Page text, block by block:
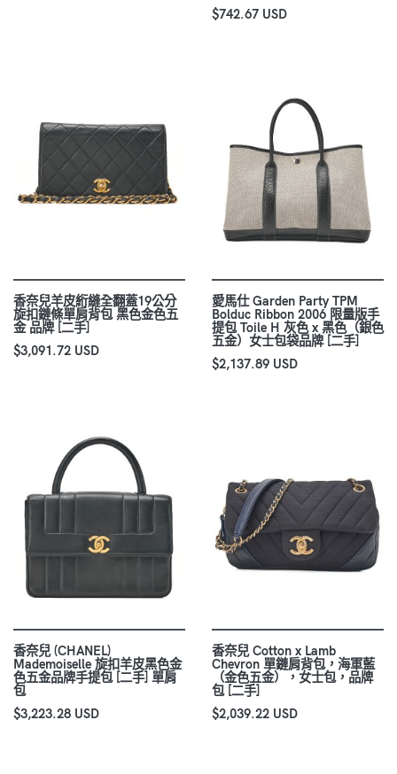
$742.67 USD
香奈兒羊皮絎縫全翻蓋19公分
旋扣鏈條單肩背包 黑色金色五
金 品牌 [二手]
$3,091.72 USD
愛馬仕 Garden Party TPM
Bolduc Ribbon 2006 限量版手
提包 Toile H 灰色 x 黑色（銀色
五金）女士包袋品牌 [二手]
$2,137.89 USD
香奈兒 (CHANEL)
Mademoiselle 旋扣羊皮黑色金
色五金品牌手提包 [二手] 單肩
包
$3,223.28 USD
香奈兒 Cotton x Lamb
Chevron 單鏈肩背包，海軍藍
（金色五金），女士包，品牌
包 [二手]
$2,039.22 USD